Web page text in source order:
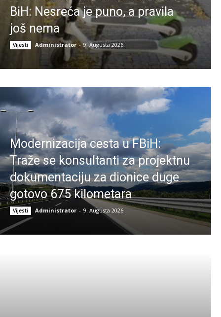
BiH: Nesreća je puno, a pravila
još nema
Vijesti Administrator - 9. Augusta 2026.
Modernizacija cesta u FBiH:
Traže se konsultanti za projektnu
dokumentaciju za dionice duge
gotovo 675 kilometara
Vijesti Administrator - 9. Augusta 2026.